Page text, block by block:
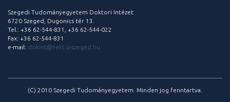
Szegedi Tudományegyetem Doktori Intézet
6720 Szeged, Dugonics tér 13.
Tel.: +36 62-544-831, +36 62-544-022
Fax: +36 62-544-831
e-mail: dokint@rekt.u-szeged.hu
(C) 2010 Szegedi Tudományegyetem. Minden jog fenntartva.